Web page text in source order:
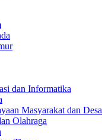
dan Informatika
Masyarakat dan Desa
Olahraga